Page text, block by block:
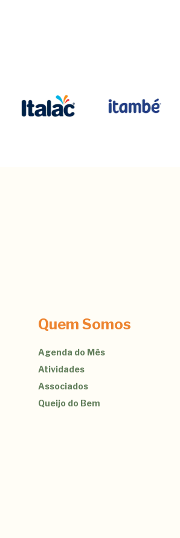
Quem Somos
Agenda do Mês
Atividades
Associados
Queijo do Bem